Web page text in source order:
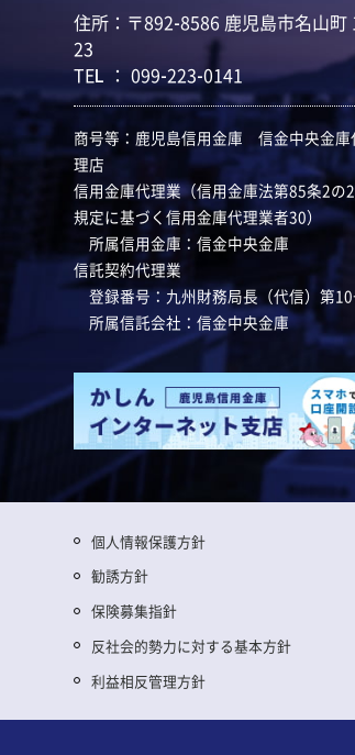
住所：〒892-8586 鹿児島市名山町
23
TEL ： 099-223-0141
商号等：鹿児島信用金庫 信金中央金庫
理店
信用金庫代理業（信用金庫法第85条2の
規定に基づく信用金庫代理業者30）
所属信用金庫：信金中央金庫
信託契約代理業
登録番号：九州財務局長（代信）第10
所属信託会社：信金中央金庫
個人情報保護方針
勧誘方針
保険募集指針
反社会的勢力に対する基本方針
利益相反管理方針